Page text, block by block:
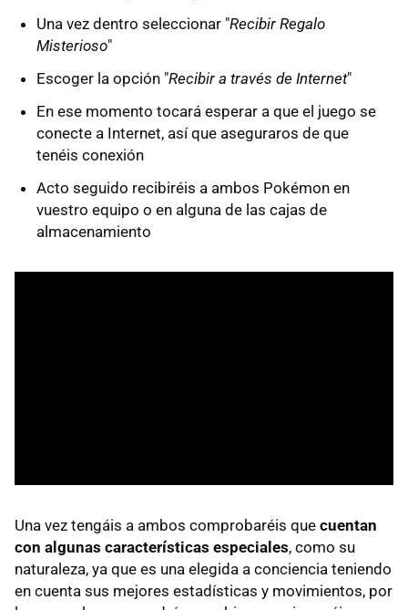
Una vez dentro seleccionar "Recibir Regalo
Misterioso"
Escoger la opción "Recibir a través de Internet"
En ese momento tocará esperar a que el juego se
conecte a Internet, así que aseguraros de que
tenéis conexión
Acto seguido recibiréis a ambos Pokémon en
vuestro equipo o en alguna de las cajas de
almacenamiento
Una vez tengáis a ambos comprobaréis que cuentan
con algunas características especiales, como su
naturaleza, ya que es una elegida a conciencia teniendo
en cuenta sus mejores estadísticas y movimientos, por